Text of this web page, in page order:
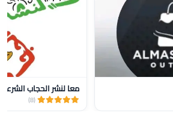
معا لنشر الحجاب
(8)